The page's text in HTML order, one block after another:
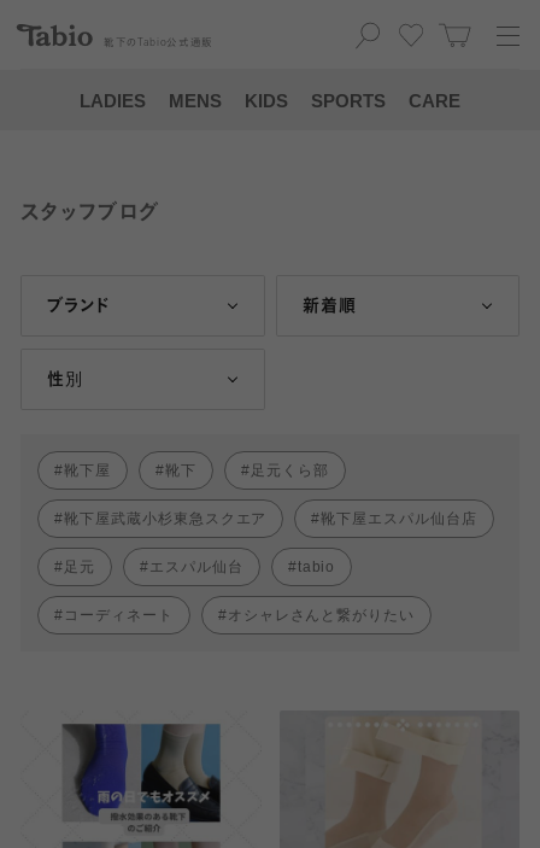
靴下の Tabio 公式通販
LADIES MENS KIDS SPORTS CARE
スタッフブログ
ブランド 新着順
性別
靴下屋 靴下 足元くら部
靴下屋武蔵小杉東急スクエア 靴下屋エスパル仙台店
足元 エスパル仙台 tabio
コーディネート オシャレさんと繋がりたい